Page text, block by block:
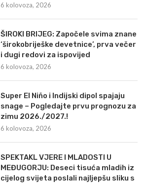
6 kolovoza, 2026
ŠIROKI BRIJEG: Započele svima znane
‘širokobriješke devetnice’, prva večer
i dugi redovi za ispovijed
6 kolovoza, 2026
Super El Niño i Indijski dipol spajaju
snage – Pogledajte prvu prognozu za
zimu 2026./2027.!
6 kolovoza, 2026
SPEKTAKL VJERE I MLADOSTI U
MEĐUGORJU: Deseci tisuća mladih iz
cijelog svijeta poslali najljepšu sliku s